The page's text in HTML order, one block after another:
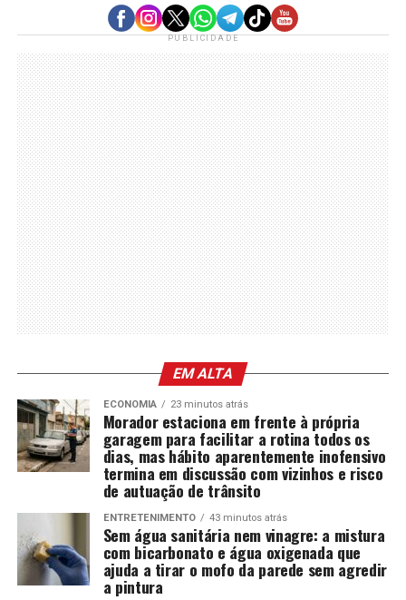
PUBLICIDADE
EM ALTA
ECONOMIA 23 minutos atrás
Morador estaciona em frente à própria
garagem para facilitar a rotina todos os
dias, mas hábito aparentemente inofensivo
termina em discussão com vizinhos e risco
de autuação de trânsito
ENTRETENIMENTO 43 minutos atrás
Sem água sanitária nem vinagre: a mistura
com bicarbonato e água oxigenada que
ajuda a tirar o mofo da parede sem agredir
a pintura